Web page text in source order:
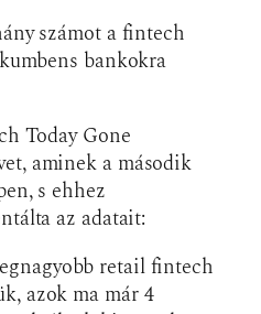
számot a fintech
bankokra
Today Gone
aminek a második
s ehhez
az adatait:
retail fintech
azok ma már 4